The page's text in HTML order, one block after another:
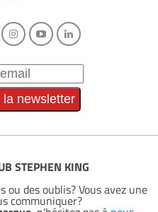
STEPHEN KING
ou des oublis? Vous avez une
communiquer?